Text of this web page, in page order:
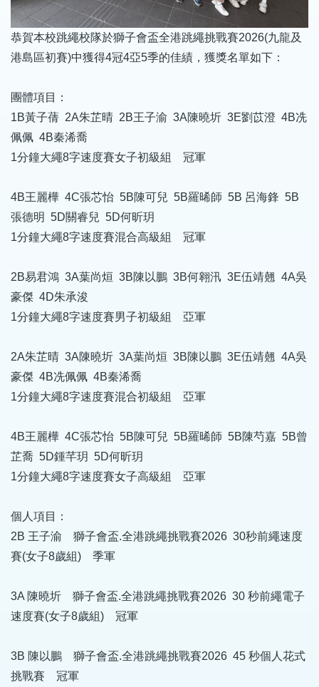
恭賀本校跳繩校隊於獅子會盃全港跳繩挑戰賽2026(九龍及
港島區初賽)中獲得4冠4亞5季的佳績，獲獎名單如下：
團體項目：
1B黃子蒨 2A朱芷晴 2B王子渝 3A陳曉圻 3E劉苡澄 4B冼
佩佩 4B秦浠喬
1分鐘大繩8字速度賽女子初級組 冠軍
4B王麗樺 4C張芯怡 5B陳可兒 5B羅晞師 5B 呂海鋒 5B
張德明 5D關睿兒 5D何昕玥
1分鐘大繩8字速度賽混合高級組 冠軍
2B易君鴻 3A葉尚烜 3B陳以鵬 3B何翱汛 3E伍靖翹 4A吳
豪傑 4D朱承浚
1分鐘大繩8字速度賽男子初級組 亞軍
2A朱芷晴 3A陳曉圻 3A葉尚烜 3B陳以鵬 3E伍靖翹 4A吳
豪傑 4B冼佩佩 4B秦浠喬
1分鐘大繩8字速度賽混合初級組 亞軍
4B王麗樺 4C張芯怡 5B陳可兒 5B羅晞師 5B陳芍嘉 5B曾
芷喬 5D鍾芊玥 5D何昕玥
1分鐘大繩8字速度賽女子高級組 亞軍
個人項目：
2B 王子渝 獅子會盃.全港跳繩挑戰賽2026 30秒前繩速度
賽(女子8歲組) 季軍
3A 陳曉圻 獅子會盃.全港跳繩挑戰賽2026 30 秒前繩電子
速度賽(女子8歲組) 冠軍
3B 陳以鵬 獅子會盃.全港跳繩挑戰賽2026 45 秒個人花式
挑戰賽 冠軍